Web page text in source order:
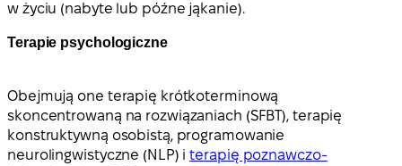
w życiu (nabyte lub późne jąkanie).
Terapie psychologiczne
Obejmują one terapię krótkoterminową
skoncentrowaną na rozwiązaniach (SFBT), terapię
konstruktywną osobistą, programowanie
neurolingwistyczne (NLP) iterapię poznawczo-